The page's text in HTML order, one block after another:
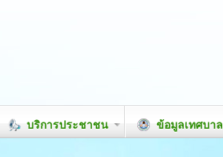
บริการประชาชน ข้อมูลเทศบาล